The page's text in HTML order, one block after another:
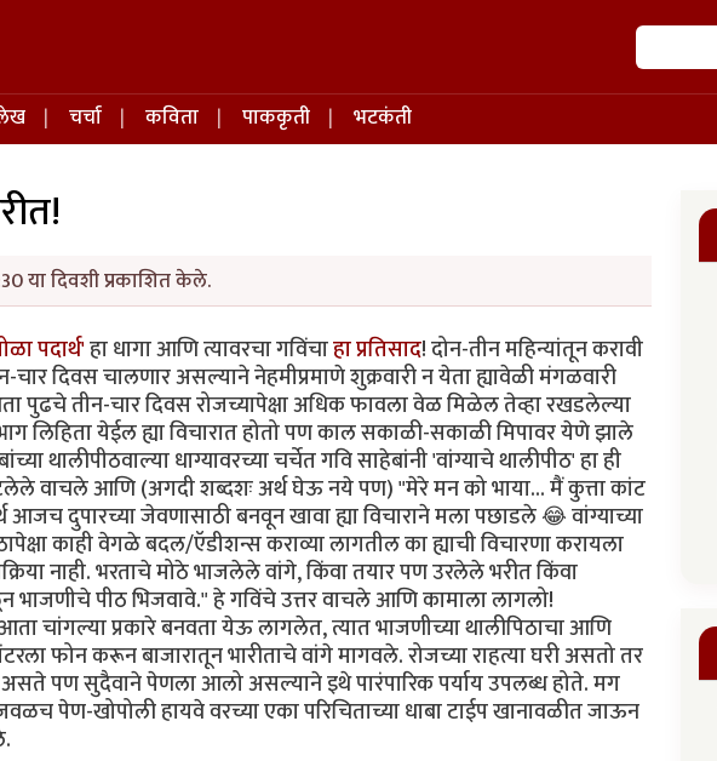
शोध
चर्चा कविता पाककृती
भटकंती
या दिवशी प्रकाशित केले.
पदार्थ'हा धागा आणि त्यावरचा गविंचाहा प्रतिसाद! दोन-तीन महिन्यांतून करावी
चार दिवस चालणार असल्याने नेहमीप्रमाणे शुक्रवारी न येता ह्यावेळी मंगळवारी
तीन-चार दिवस रोजच्यापेक्षा अधिक फावला वेळ मिळेल तेव्हा रखडलेल्या
लिहिता येईल ह्या विचारात होतो पण काल सकाळी-सकाळी मिपावर येणे झाले
थालीपीठवाल्या धाग्यावरच्या चर्चेत गवि साहेबांनी 'वांग्याचे थालीपीठ' हा ही
वाचले आणि (अगदी शब्दशः अर्थ घेऊ नये पण) "मेरे मन को भाया... मैं कुत्ता कांट
दुपारच्या जेवणासाठी बनवून खावा ह्या विचाराने मला पछाडले 😂 वांग्याच्या
काही वेगळे बदल/ऍडीशन्स कराव्या लागतील का ह्याची विचारणा करायला
नाही. भरताचे मोठे भाजलेले वांगे, किंवा तयार पण उरलेले भरीत किंवा
भाजणीचे पीठ भिजवावे." हे गविंचे उत्तर वाचले आणि कामाला लागलो!
चांगल्या प्रकारे बनवता येऊ लागलेत, त्यात भाजणीच्या थालीपिठाचा आणि
फोन करून बाजारातून भारीताचे वांगे मागवले. रोजच्या राहत्या घरी असतो तर
पण सुदैवाने पेणला आलो असल्याने इथे पारंपारिक पर्याय उपलब्ध होते. मग
पेण-खोपोली हायवे वरच्या एका परिचिताच्या धाबा टाईप खानावळीत जाऊन